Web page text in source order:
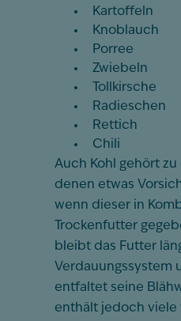
Kartoffeln
Knoblauch
Porree
Zwiebeln
Tollkirsche
Radieschen
Rettich
Chili
Auch Kohl gehört
denen etwas
wenn dieser in
Trockenfutter
bleibt das Futter
Verdauungssystem
entfaltet seine
enthält jedoch viele